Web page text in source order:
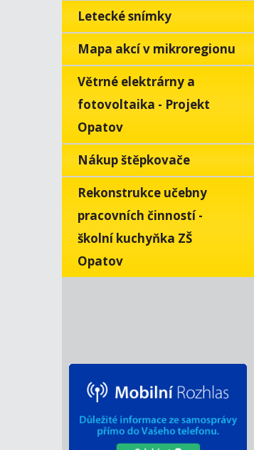
Letecké snímky
Mapa akcí v mikroregionu
Větrné elektrárny a
fotovoltaika - Projekt
Opatov
Nákup štěpkovače
Rekonstrukce učebny
pracovních činností -
školní kuchyňka ZŠ
Opatov